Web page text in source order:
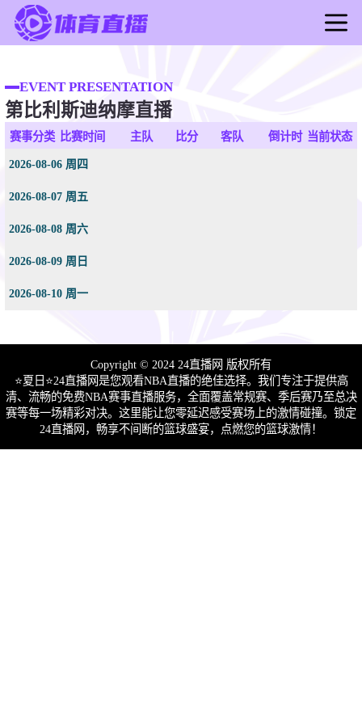
足球直播
篮球直播
足球录像
篮球新闻
EVENT PRESENTATION
第比利斯迪纳摩直播
赛事分类 比赛时间 主队 比分 客队 倒计时 当前状态
2026-08-06 周四
2026-08-07 周五
2026-08-08 周六
2026-08-09 周日
2026-08-10 周一
Copyright © 2024 24直播网 版权所有
⭐️夏日⭐24直播网是您观看NBA直播的绝佳选择。我们专注于提供高
清、流畅的免费NBA赛事直播服务，全面覆盖常规赛、季后赛乃至总决
赛等每一场精彩对决。这里能让您零延迟感受赛场上的激情碰撞。锁定
24直播网，畅享不间断的篮球盛宴，点燃您的篮球激情！